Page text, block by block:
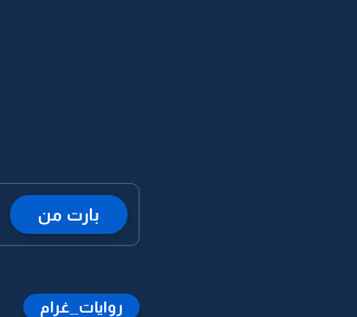
بارت من
روايات_غرام